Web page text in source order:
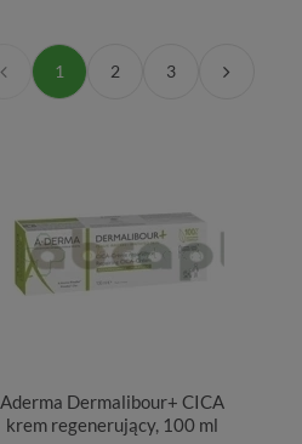
1 2 3
Aderma Dermalibour+ CICA
krem regenerujący, 100 ml